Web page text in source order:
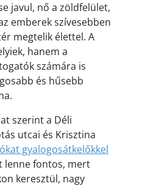
javul, nő a zöldfelület,
emberek szívesebben
megtelik élettel. A
hanem a
számára is
és hűsebb
szerint a Déli
utcai és Krisztina
gyalogosátkelőkkel
lenne fontos, mert
keresztül, nagy